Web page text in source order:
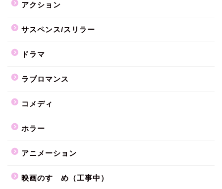
アクション
サスペンス/スリラー
ドラマ
ラブロマンス
コメディ
ホラー
アニメーション
映画のすゝめ（工事中）